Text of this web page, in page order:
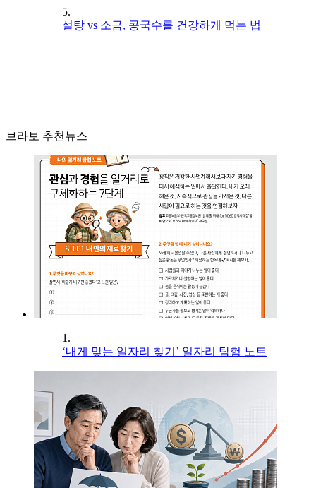
5.
설탕 vs 소금, 콩국수를 건강하게 먹는 법
브라보 추천뉴스
1.
‘내게 맞는 일자리 찾기’ 일자리 탐험 노트